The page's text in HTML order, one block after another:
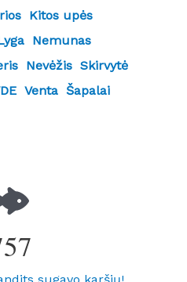
Kitos upės
Nemunas
Nevėžis Skirvytė
Venta Šapalai